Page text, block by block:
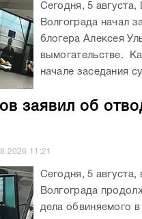
Сегодня, 5
Волгограда начал
блогера Алексея
вымогательстве.
начале заседания
заявил об
11:21
Сегодня, 5
Волгограда
дела обвиняемого